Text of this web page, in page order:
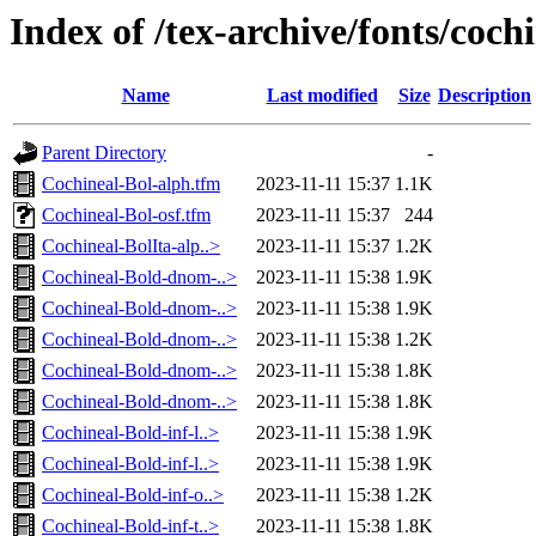
Index of /tex-archive/fonts/
Name Last modified Size Description
Parent Directory
-
Cochineal-Bol-alph.tfm
2023-11-11 15:37 1.1K
Cochineal-Bol-osf.tfm
2023-11-11 15:37
244
Cochineal-BolIta-alp..>
2023-11-11 15:37 1.2K
Cochineal-Bold-dnom-..>
2023-11-11 15:38 1.9K
Cochineal-Bold-dnom-..>
2023-11-11 15:38 1.9K
Cochineal-Bold-dnom-..>
2023-11-11 15:38 1.2K
Cochineal-Bold-dnom-..>
2023-11-11 15:38 1.8K
Cochineal-Bold-dnom-..>
2023-11-11 15:38 1.8K
Cochineal-Bold-inf-l..>
2023-11-11 15:38 1.9K
Cochineal-Bold-inf-l..>
2023-11-11 15:38 1.9K
Cochineal-Bold-inf-o..>
2023-11-11 15:38 1.2K
Cochineal-Bold-inf-t..>
2023-11-11 15:38 1.8K